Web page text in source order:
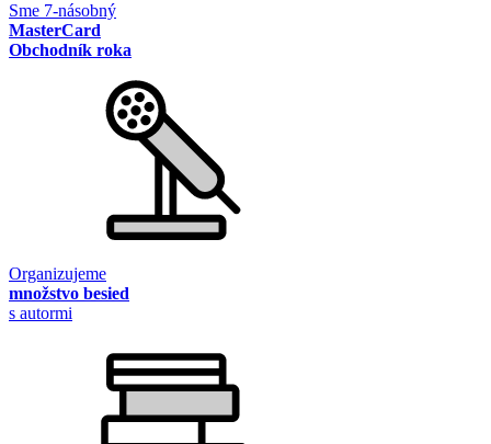
Sme 7-násobný
MasterCard
Obchodník roka
Organizujeme
množstvo besied
s autormi